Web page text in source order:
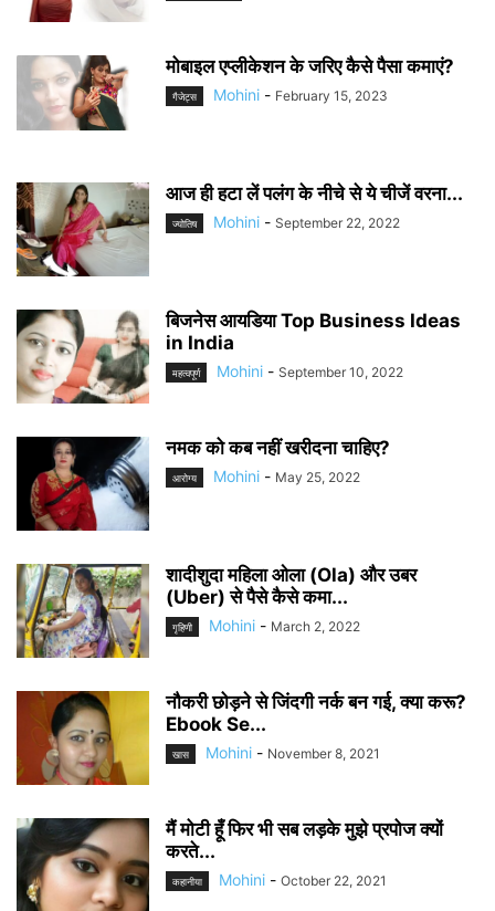
मोबाइल एप्लीकेशन के जरिए कैसे पैसा कमाएं?
गैजेट्स Mohini - February 15, 2023
आज ही हटा लें पलंग के नीचे से ये चीजें वरना...
ज्योतिष Mohini - September 22, 2022
बिजनेस आयडिया Top Business Ideas
in India
महत्वपूर्ण Mohini - September 10, 2022
नमक को कब नहीं खरीदना चाहिए?
आरोग्य Mohini - May 25, 2022
शादीशुदा महिला ओला (Ola) और उबर
(Uber) से पैसे कैसे कमा...
गृहिणी Mohini - March 2, 2022
नौकरी छोड़ने से जिंदगी नर्क बन गई, क्या करू?
Ebook Se...
खास Mohini - November 8, 2021
मैं मोटी हूँ फिर भी सब लड़के मुझे प्रपोज क्यों
करते...
कहानीया Mohini - October 22, 2021